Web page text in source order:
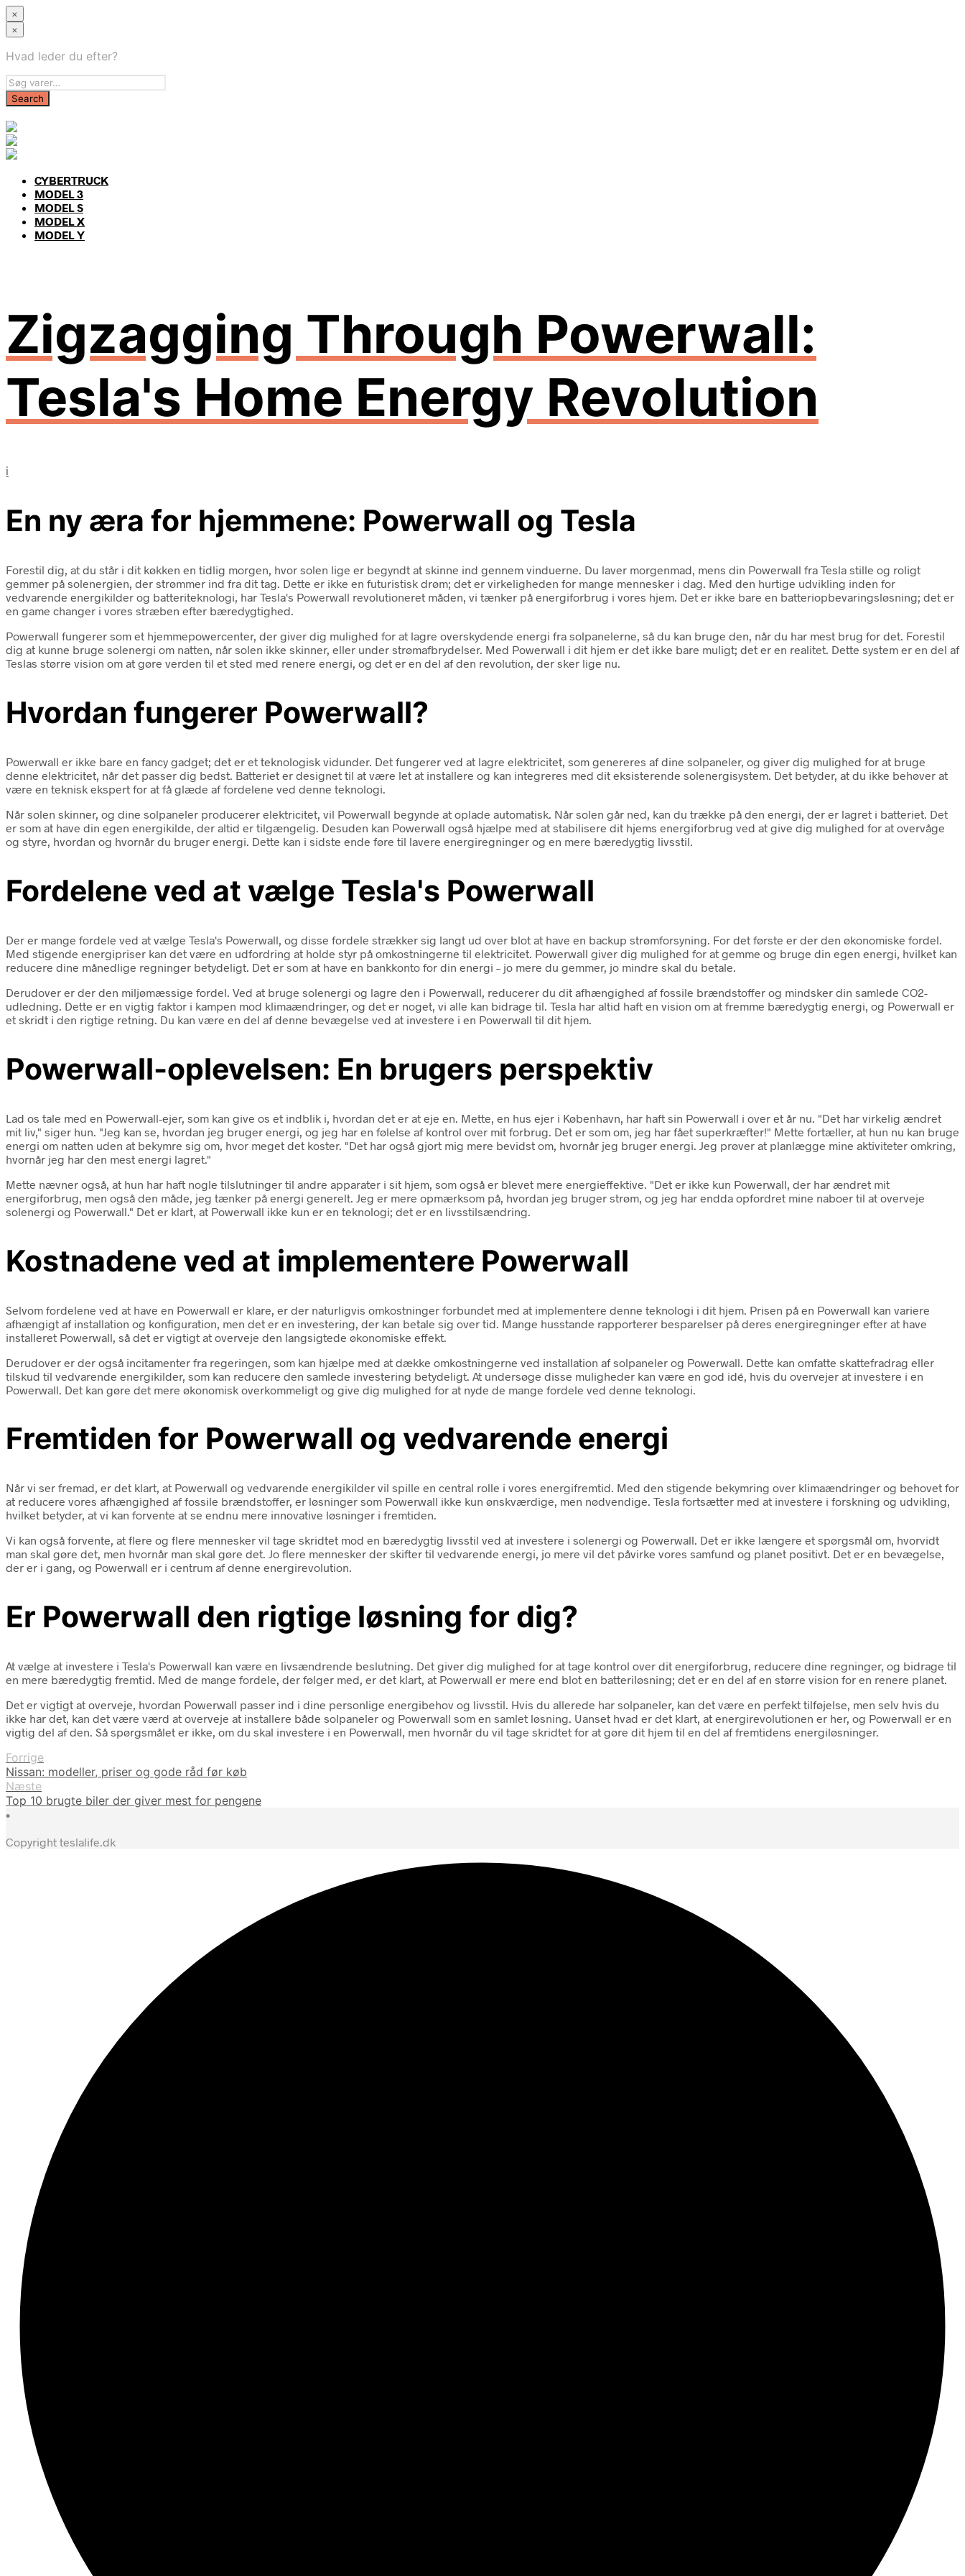
×
×
Hvad leder du efter?
CYBERTRUCK
MODEL 3
MODEL S
MODEL X
MODEL Y
Zigzagging Through Powerwall:
Tesla's Home Energy Revolution
i
En ny æra for hjemmene: Powerwall og Tesla
Forestil dig, at du står i dit køkken en tidlig morgen, hvor solen lige er begyndt at skinne ind gennem vinduerne. Du laver morgenmad, mens din Powerwall fra Tesla stille og roligt
gemmer på solenergien, der strømmer ind fra dit tag. Dette er ikke en futuristisk drøm; det er virkeligheden for mange mennesker i dag. Med den hurtige udvikling inden for
vedvarende energikilder og batteriteknologi, har Tesla's Powerwall revolutioneret måden, vi tænker på energiforbrug i vores hjem. Det er ikke bare en batteriopbevaringsløsning; det er
en game changer i vores stræben efter bæredygtighed.
Powerwall fungerer som et hjemmepowercenter, der giver dig mulighed for at lagre overskydende energi fra solpanelerne, så du kan bruge den, når du har mest brug for det. Forestil
dig at kunne bruge solenergi om natten, når solen ikke skinner, eller under strømafbrydelser. Med Powerwall i dit hjem er det ikke bare muligt; det er en realitet. Dette system er en del af
Teslas større vision om at gøre verden til et sted med renere energi, og det er en del af den revolution, der sker lige nu.
Hvordan fungerer Powerwall?
Powerwall er ikke bare en fancy gadget; det er et teknologisk vidunder. Det fungerer ved at lagre elektricitet, som genereres af dine solpaneler, og giver dig mulighed for at bruge
denne elektricitet, når det passer dig bedst. Batteriet er designet til at være let at installere og kan integreres med dit eksisterende solenergisystem. Det betyder, at du ikke behøver at
være en teknisk ekspert for at få glæde af fordelene ved denne teknologi.
Når solen skinner, og dine solpaneler producerer elektricitet, vil Powerwall begynde at oplade automatisk. Når solen går ned, kan du trække på den energi, der er lagret i batteriet. Det
er som at have din egen energikilde, der altid er tilgængelig. Desuden kan Powerwall også hjælpe med at stabilisere dit hjems energiforbrug ved at give dig mulighed for at overvåge
og styre, hvordan og hvornår du bruger energi. Dette kan i sidste ende føre til lavere energiregninger og en mere bæredygtig livsstil.
Fordelene ved at vælge Tesla's Powerwall
Der er mange fordele ved at vælge Tesla's Powerwall, og disse fordele strækker sig langt ud over blot at have en backup strømforsyning. For det første er der den økonomiske fordel.
Med stigende energipriser kan det være en udfordring at holde styr på omkostningerne til elektricitet. Powerwall giver dig mulighed for at gemme og bruge din egen energi, hvilket kan
reducere dine månedlige regninger betydeligt. Det er som at have en bankkonto for din energi – jo mere du gemmer, jo mindre skal du betale.
Derudover er der den miljømæssige fordel. Ved at bruge solenergi og lagre den i Powerwall, reducerer du dit afhængighed af fossile brændstoffer og mindsker din samlede CO2-
udledning. Dette er en vigtig faktor i kampen mod klimaændringer, og det er noget, vi alle kan bidrage til. Tesla har altid haft en vision om at fremme bæredygtig energi, og Powerwall er
et skridt i den rigtige retning. Du kan være en del af denne bevægelse ved at investere i en Powerwall til dit hjem.
Powerwall-oplevelsen: En brugers perspektiv
Lad os tale med en Powerwall-ejer, som kan give os et indblik i, hvordan det er at eje en. Mette, en hus ejer i København, har haft sin Powerwall i over et år nu. "Det har virkelig ændret
mit liv," siger hun. "Jeg kan se, hvordan jeg bruger energi, og jeg har en følelse af kontrol over mit forbrug. Det er som om, jeg har fået superkræfter!" Mette fortæller, at hun nu kan bruge
energi om natten uden at bekymre sig om, hvor meget det koster. "Det har også gjort mig mere bevidst om, hvornår jeg bruger energi. Jeg prøver at planlægge mine aktiviteter omkring,
hvornår jeg har den mest energi lagret."
Mette nævner også, at hun har haft nogle tilslutninger til andre apparater i sit hjem, som også er blevet mere energieffektive. "Det er ikke kun Powerwall, der har ændret mit
energiforbrug, men også den måde, jeg tænker på energi generelt. Jeg er mere opmærksom på, hvordan jeg bruger strøm, og jeg har endda opfordret mine naboer til at overveje
solenergi og Powerwall." Det er klart, at Powerwall ikke kun er en teknologi; det er en livsstilsændring.
Kostnadene ved at implementere Powerwall
Selvom fordelene ved at have en Powerwall er klare, er der naturligvis omkostninger forbundet med at implementere denne teknologi i dit hjem. Prisen på en Powerwall kan variere
afhængigt af installation og konfiguration, men det er en investering, der kan betale sig over tid. Mange husstande rapporterer besparelser på deres energiregninger efter at have
installeret Powerwall, så det er vigtigt at overveje den langsigtede økonomiske effekt.
Derudover er der også incitamenter fra regeringen, som kan hjælpe med at dække omkostningerne ved installation af solpaneler og Powerwall. Dette kan omfatte skattefradrag eller
tilskud til vedvarende energikilder, som kan reducere den samlede investering betydeligt. At undersøge disse muligheder kan være en god idé, hvis du overvejer at investere i en
Powerwall. Det kan gøre det mere økonomisk overkommeligt og give dig mulighed for at nyde de mange fordele ved denne teknologi.
Fremtiden for Powerwall og vedvarende energi
Når vi ser fremad, er det klart, at Powerwall og vedvarende energikilder vil spille en central rolle i vores energifremtid. Med den stigende bekymring over klimaændringer og behovet for
at reducere vores afhængighed af fossile brændstoffer, er løsninger som Powerwall ikke kun ønskværdige, men nødvendige. Tesla fortsætter med at investere i forskning og udvikling,
hvilket betyder, at vi kan forvente at se endnu mere innovative løsninger i fremtiden.
Vi kan også forvente, at flere og flere mennesker vil tage skridtet mod en bæredygtig livsstil ved at investere i solenergi og Powerwall. Det er ikke længere et spørgsmål om, hvorvidt
man skal gøre det, men hvornår man skal gøre det. Jo flere mennesker der skifter til vedvarende energi, jo mere vil det påvirke vores samfund og planet positivt. Det er en bevægelse,
der er i gang, og Powerwall er i centrum af denne energirevolution.
Er Powerwall den rigtige løsning for dig?
At vælge at investere i Tesla's Powerwall kan være en livsændrende beslutning. Det giver dig mulighed for at tage kontrol over dit energiforbrug, reducere dine regninger, og bidrage til
en mere bæredygtig fremtid. Med de mange fordele, der følger med, er det klart, at Powerwall er mere end blot en batteriløsning; det er en del af en større vision for en renere planet.
Det er vigtigt at overveje, hvordan Powerwall passer ind i dine personlige energibehov og livsstil. Hvis du allerede har solpaneler, kan det være en perfekt tilføjelse, men selv hvis du
ikke har det, kan det være værd at overveje at installere både solpaneler og Powerwall som en samlet løsning. Uanset hvad er det klart, at energirevolutionen er her, og Powerwall er en
vigtig del af den. Så spørgsmålet er ikke, om du skal investere i en Powerwall, men hvornår du vil tage skridtet for at gøre dit hjem til en del af fremtidens energiløsninger.
Forrige
Nissan: modeller, priser og gode råd før køb
Næste
Top 10 brugte biler der giver mest for pengene
•
Copyright teslalife.dk